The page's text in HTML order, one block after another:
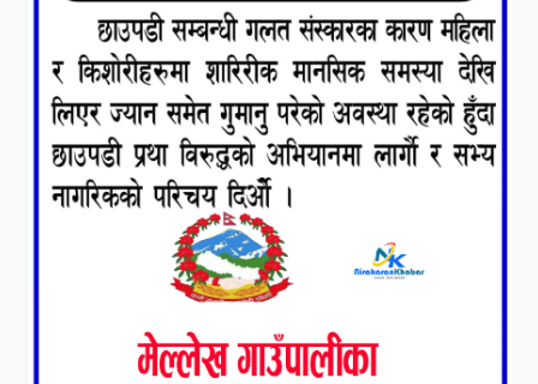
कृष्ण जन्माष्टमिको दिन जयगढमा
बृहत देउडा खेल हुँने
७
हामी पनि त उडाउछौ । ८
कांग्रेसको १४ औं महाधिवेशनको
तयारी पुरा
आर्थिक बर्ष २०७८÷२०७९ मा
आर्थिक बुद्धि दर ६.५ हुन सक्दैन ।